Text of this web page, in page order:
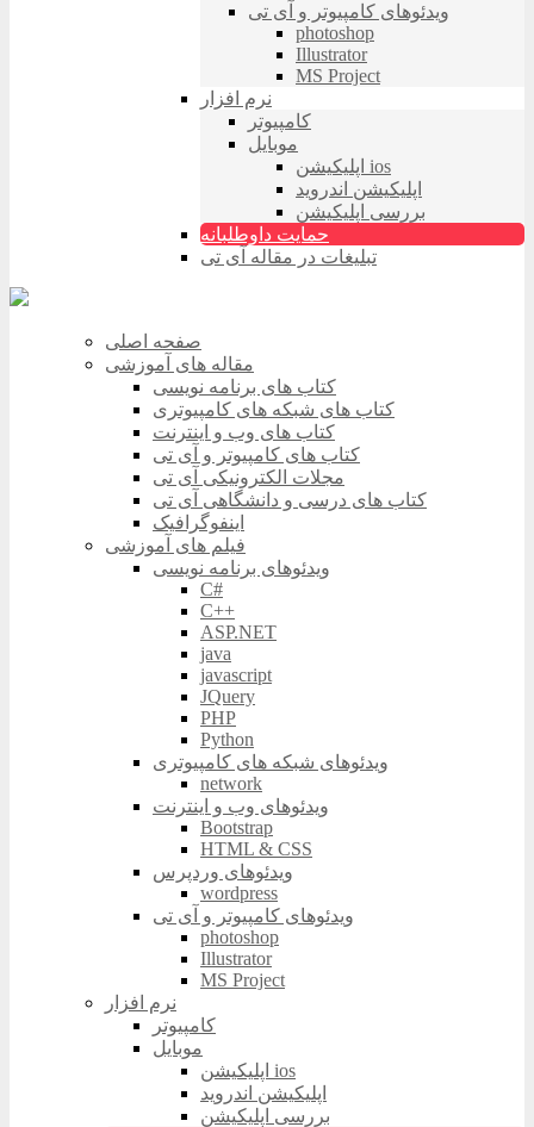
ویدئوهای کامپیوتر و آی تی
photoshop
Illustrator
MS Project
نرم افزار
کامپیوتر
موبایل
اپلیکیشن ios
اپلیکیشن اندروید
بررسی اپلیکیشن
حمایت داوطلبانه
تبلیغات در مقاله آی تی
صفحه اصلی
مقاله های آموزشی
کتاب های برنامه نویسی
کتاب های شبکه های کامپیوتری
کتاب های وب و اینترنت
کتاب های کامپیوتر و آی تی
مجلات الکترونیکی آی تی
کتاب های درسی و دانشگاهی آی تی
اینفوگرافیک
فیلم های آموزشی
ویدئوهای برنامه نویسی
C#
C++
ASP.NET
java
javascript
JQuery
PHP
Python
ویدئوهای شبکه های کامپیوتری
network
ویدئوهای وب و اینترنت
Bootstrap
HTML & CSS
ویدئوهای وردپرس
wordpress
ویدئوهای کامپیوتر و آی تی
photoshop
Illustrator
MS Project
نرم افزار
کامپیوتر
موبایل
اپلیکیشن ios
اپلیکیشن اندروید
بررسی اپلیکیشن